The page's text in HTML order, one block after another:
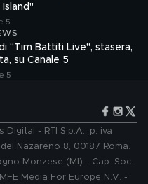
5
di "Tim Battiti Live", stasera,
su Canale 5
5
- RTI S.p.A.: p. iva
Nazareno 8, 00187 Roma.
Monzese (MI) - Cap. Soc.
Media For Europe N.V. -